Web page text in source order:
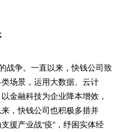
战争。一直以来，快钱公司致
场景，运用大数据、云计
金融科技为企业降本增效，
，快钱公司也积极多措并
援产业战“疫”，纾困实体经